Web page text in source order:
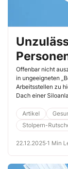
Fehler
Offenbar nicht
in ungeeigneten
Arbeitsstellen zu
Dach einer
von
leben.
Artikel
Stolpern-
22.12.2025·1 Min